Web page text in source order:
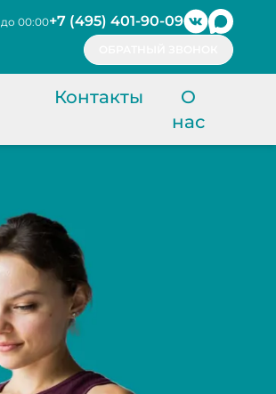
00:00+7 (495) 401-90-09
Контакты
О
нас